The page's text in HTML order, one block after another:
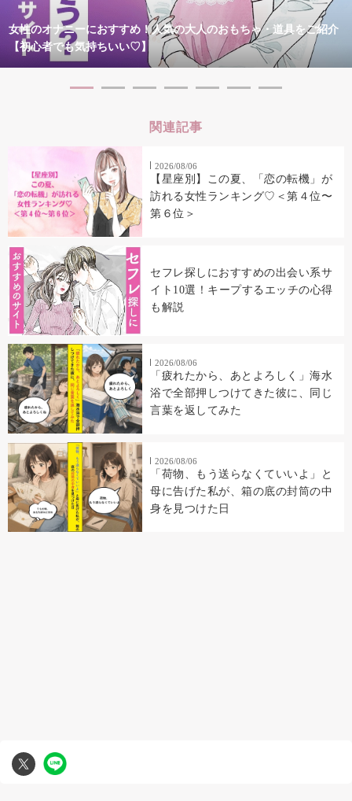
女性のオナニーにおすすめ！人気の大人のおもちゃ・道具をご紹介
【初心者でも気持ちいい♡】
関連記事
2026/08/06
【星座別】この夏、「恋の転機」が
訪れる女性ランキング♡＜第４位〜
第６位＞
セフレ探しにおすすめの出会い系サ
イト10選！キープするエッチの心得
も解説
2026/08/06
「疲れたから、あとよろしく」海水
浴で全部押しつけてきた彼に、同じ
言葉を返してみた
2026/08/06
「荷物、もう送らなくていいよ」と
母に告げた私が、箱の底の封筒の中
身を見つけた日